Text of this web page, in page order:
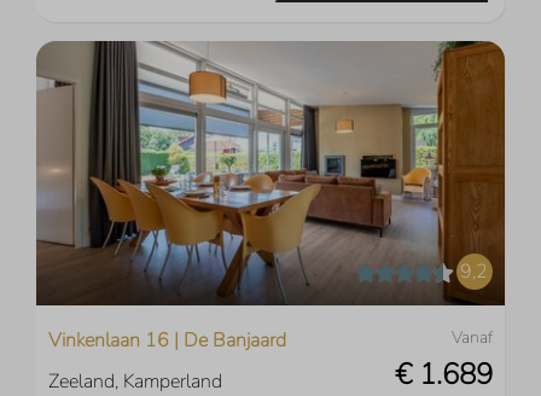
9,2
Vanaf
€ 1.689
Vinkenlaan 16 | De Banjaard
Zeeland, Kamperland